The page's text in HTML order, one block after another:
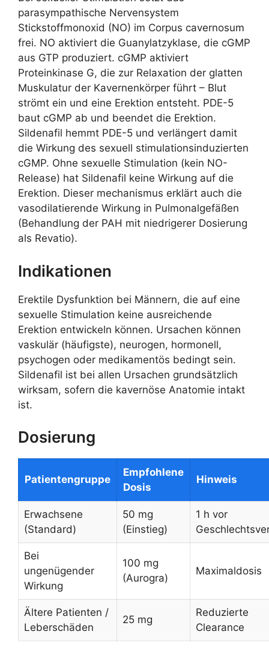
parasympathische Nervensystem
Stickstoffmonoxid (NO) im Corpus cavernosum
frei. NO aktiviert die Guanylatzyklase, die cGMP
aus GTP produziert. cGMP aktiviert
Proteinkinase G, die zur Relaxation der glatten
Muskulatur der Kavernenkörper führt – Blut
strömt ein und eine Erektion entsteht. PDE-5
baut cGMP ab und beendet die Erektion.
Sildenafil hemmt PDE-5 und verlängert damit
die Wirkung des sexuell stimulationsinduzierten
cGMP. Ohne sexuelle Stimulation (kein NO-
Release) hat Sildenafil keine Wirkung auf die
Erektion. Dieser mechanismus erklärt auch die
vasodilatierende Wirkung in Pulmonalgefäßen
(Behandlung der PAH mit niedrigerer Dosierung
als Revatio).
Indikationen
Erektile Dysfunktion bei Männern, die auf eine
sexuelle Stimulation keine ausreichende
Erektion entwickeln können. Ursachen können
vaskulär (häufigste), neurogen, hormonell,
psychogen oder medikamentös bedingt sein.
Sildenafil ist bei allen Ursachen grundsätzlich
wirksam, sofern die kavernöse Anatomie intakt
ist.
Dosierung
Patientengruppe
Empfohlene
Dosis
Hinweis
Erwachsene
(Standard)
50 mg
(Einstieg)
1 h vor
Bei
ungenügender
Wirkung
100 mg
(Aurogra)
Maximaldosis
Ältere Patienten /
Leberschäden
25 mg
Reduzierte
Clearance